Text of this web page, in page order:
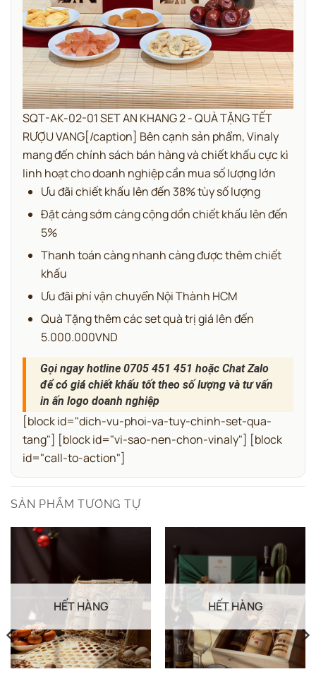
SQT-AK-02-01 SET AN KHANG 2 - QUÀ TẶNG TẾT
RƯỢU VANG[/caption] Bên cạnh sản phẩm, Vinaly
mang đến chính sách bán hàng và chiết khấu cực kì
linh hoạt cho doanh nghiệp cần mua số lượng lớn
Ưu đãi chiết khấu lên đến 38% tùy số lượng
Đặt càng sớm càng cộng dồn chiết khấu lên đến
5%
Thanh toán càng nhanh càng được thêm chiết
khấu
Ưu đãi phí vận chuyển Nội Thành HCM
Quà Tặng thêm các set quà trị giá lên đến
5.000.000VND
Gọi ngay hotline 0705 451 451 hoặc Chat Zalo
để có giá chiết khấu tốt theo số lượng và tư vấn
in ấn logo doanh nghiệp
[block id="dich-vu-phoi-va-tuy-chinh-set-qua-
tang"] [block id="vi-sao-nen-chon-vinaly"] [block
id="call-to-action"]
SẢN PHẨM TƯƠNG TỰ
HẾT HÀNG HẾT HÀNG